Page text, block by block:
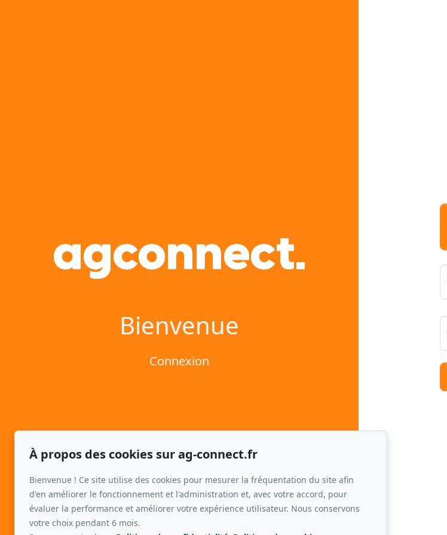
Bienvenue
Connexion
À propos des cookies sur ag-connect.fr
Bienvenue ! Ce site utilise des cookies pour mesurer la fréquentation du site afin
d'en améliorer le fonctionnement et l'administration et, avec votre accord, pour
évaluer la performance et améliorer votre expérience utilisateur. Nous conservons
votre choix pendant 6 mois.